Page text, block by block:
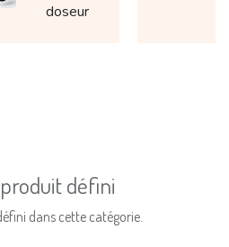
doseur
défini
dans cette catégorie.